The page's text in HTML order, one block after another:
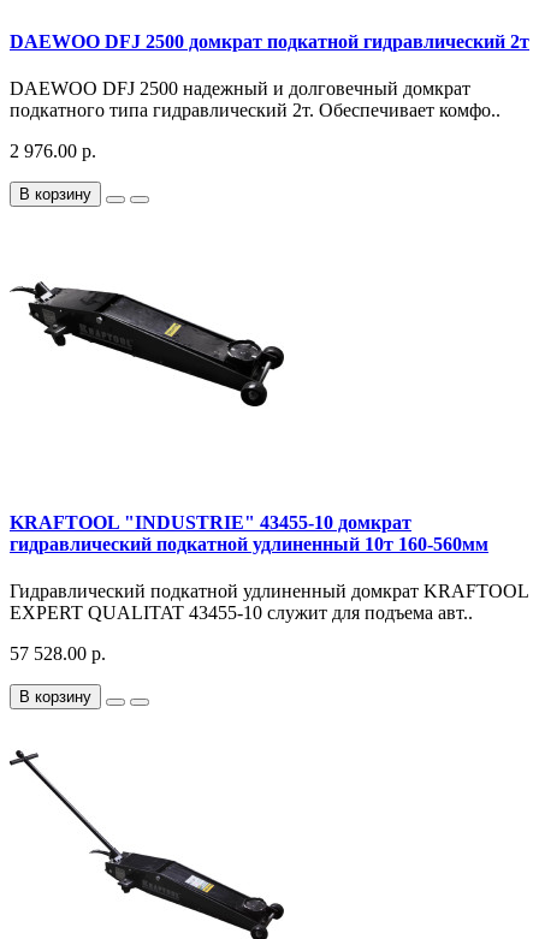
DAEWOO DFJ 2500 домкрат подкатной гидравлический 2т
DAEWOO DFJ 2500 надежный и долговечный домкрат
подкатного типа гидравлический 2т. Обеспечивает комфо..
2 976.00 р.
В корзину
KRAFTOOL "INDUSTRIE" 43455-10 домкрат
гидравлический подкатной удлиненный 10т 160-560мм
Гидравлический подкатной удлиненный домкрат KRAFTOOL
EXPERT QUALITAT 43455-10 служит для подъема авт..
57 528.00 р.
В корзину